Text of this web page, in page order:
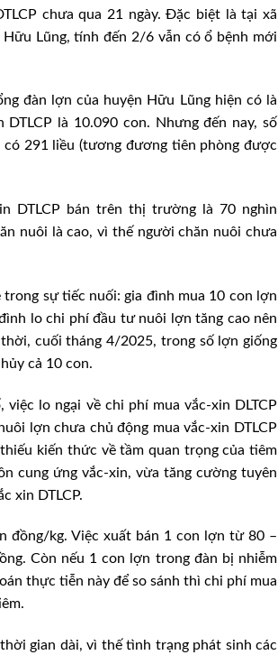
chưa qua 21 ngày. Đặc biệt là tại xã
Lũng, tính đến 2/6 vẫn có ổ bệnh mới
đàn lợn của huyện Hữu Lũng hiện có là
là 10.090 con. Nhưng đến nay, số
291 liều (tương đương tiên phòng được
DTLCP bán trên thị trường là 70 nghìn
nuôi là cao, vì thế người chăn nuôi chưa
trong sự tiếc nuối: gia đình mua 10 con lợn
lo chi phí đầu tư nuôi lợn tăng cao nên
cuối tháng 4/2025, trong số lợn giống
cả 10 con.
lo ngại về chi phí mua vắc-xin DLTCP
lợn chưa chủ động mua vắc-xin DTLCP
kiến thức về tầm quan trọng của tiêm
cung ứng vắc-xin, vừa tăng cường tuyên
xin DTLCP.
đồng/kg. Việc xuất bán 1 con lợn từ 80 –
Còn nếu 1 con lợn trong đàn bị nhiễm
thực tiễn này để so sánh thì chi phí mua
gian dài, vì thế tình trạng phát sinh các